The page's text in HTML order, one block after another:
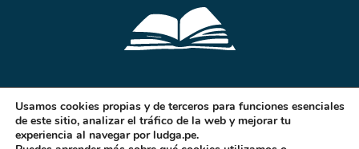
Copyright - Ludga Perú 2026 © Todos los derechos
Usamos cookies propias y de terceros para funciones esenciales
de este sitio, analizar el tráfico de la web y mejorar tu
experiencia al navegar por ludga.pe.